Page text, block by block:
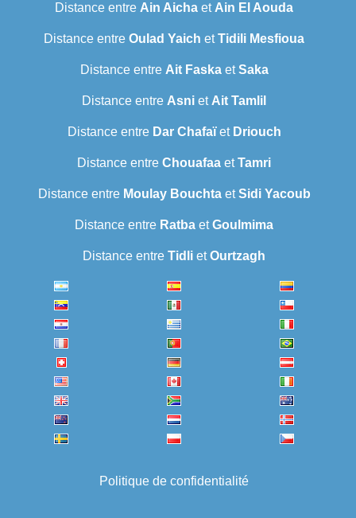
Distance entre Ain Aicha et Ain El Aouda
Distance entre Oulad Yaich etTidili Mesfioua
Distance entre Ait FaskaetSaka
Distance entre Asni et Ait Tamlil
Distance entre Dar Chafaïet Driouch
Distance entre Chouafaa etTamri
Distance entre Moulay BouchtaetSidi Yacoub
Distance entre Ratba etGoulmima
Distance entre Tidli etOurtzagh
Politique de confidentialité